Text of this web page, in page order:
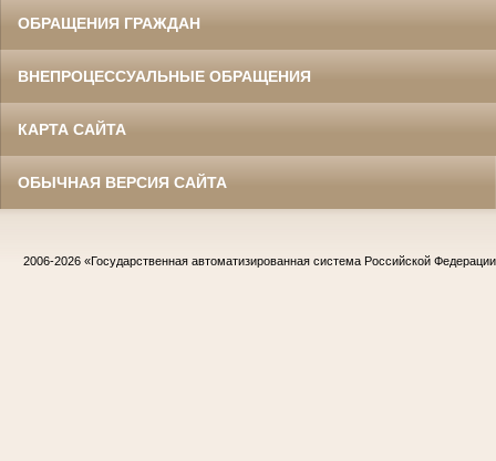
ОБРАЩЕНИЯ ГРАЖДАН
ВНЕПРОЦЕССУАЛЬНЫЕ ОБРАЩЕНИЯ
КАРТА САЙТА
ОБЫЧНАЯ ВЕРСИЯ САЙТА
2006-2026 «Государственная автоматизированная система Российской